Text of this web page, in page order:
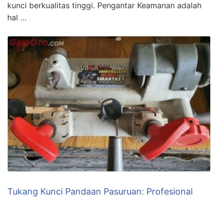
kunci berkualitas tinggi. Pengantar Keamanan adalah
hal …
Tukang Kunci Pandaan Pasuruan: Profesional